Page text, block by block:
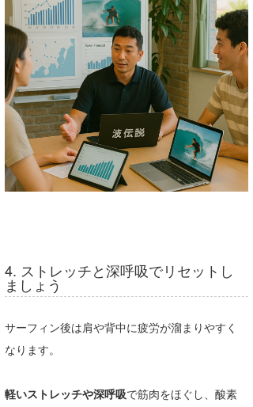
4. ストレッチと深呼吸でリセットし
ましょう
サーフィン後は肩や背中に疲労が溜まりやすく
なります。
軽いストレッチや深呼吸で筋肉をほぐし、酸素